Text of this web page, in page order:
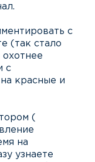
с
(так стало
охотнее
с
красные и
(
на
узнаете